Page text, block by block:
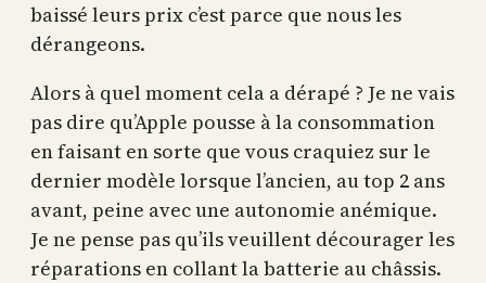
baissé leurs prix c’est parce que nous les
dérangeons.
Alors à quel moment cela a dérapé ? Je ne vais
pas dire qu’Apple pousse à la consommation
en faisant en sorte que vous craquiez sur le
dernier modèle lorsque l’ancien, au top 2 ans
avant, peine avec une autonomie anémique.
Je ne pense pas qu’ils veuillent décourager les
réparations en collant la batterie au châssis.